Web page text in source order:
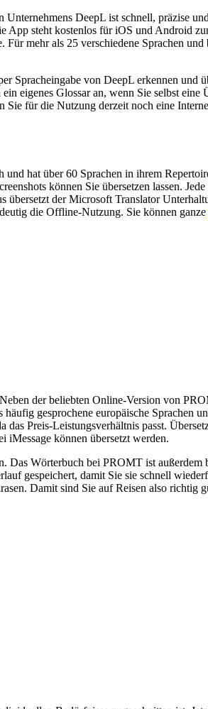
DeepL ist schnell, präzise
steht kostenlos für iOS und Android
mehr als 25 verschiedene Sprachen
Spracheingabe von DeepL erkennen und
eigenes Glossar an, wenn Sie selbst
für die Nutzung derzeit noch eine
hat über 60 Sprachen in ihrem
können Sie übersetzen lassen.
der Microsoft Translator
die Offline-Nutzung. Sie können ganze
der beliebten Online-Version von
gesprochene europäische Sprachen
Preis-Leistungsverhältnis passt.
iMessage können übersetzt werden.
Wörterbuch bei PROMT ist
gespeichert, damit Sie sie schnell
Damit sind Sie auf Reisen also richtig